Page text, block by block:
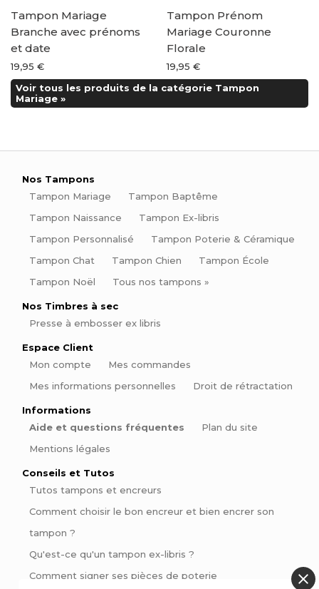
Tampon Mariage
Branche avec prénoms
et date
19,95 €
Tampon Prénom
Mariage Couronne
Florale
19,95 €
Voir tous les produits de la catégorie Tampon
Mariage »
Nos Tampons
Tampon Mariage
Tampon Baptême
Tampon Naissance
Tampon Ex-libris
Tampon Personnalisé
Tampon Poterie & Céramique
Tampon Chat
Tampon Chien
Tampon École
Tampon Noël
Tous nos tampons »
Nos Timbres à sec
Presse à embosser ex libris
Espace Client
Mon compte
Mes commandes
Mes informations personnelles
Droit de rétractation
Informations
Aide et questions fréquentes
Plan du site
Mentions légales
Conseils et Tutos
Tutos tampons et encreurs
Comment choisir le bon encreur et bien encrer son
tampon ?
Qu'est-ce qu'un tampon ex-libris ?
Comment signer ses pièces de poterie